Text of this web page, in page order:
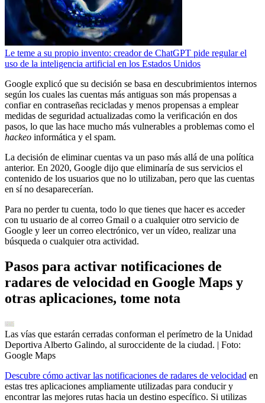
Le teme a su propio invento: creador de ChatGPT pide regular el
uso de la inteligencia artificial en los Estados Unidos
Google explicó que su decisión se basa en descubrimientos internos
según los cuales las cuentas más antiguas son más propensas a
confiar en contraseñas recicladas y menos propensas a emplear
medidas de seguridad actualizadas como la verificación en dos
pasos, lo que las hace mucho más vulnerables a problemas como el
hackeo informática y el spam.
La decisión de eliminar cuentas va un paso más allá de una política
anterior. En 2020, Google dijo que eliminaría de sus servicios el
contenido de los usuarios que no lo utilizaban, pero que las cuentas
en sí no desaparecerían.
Para no perder tu cuenta, todo lo que tienes que hacer es acceder
con tu usuario de al correo Gmail o a cualquier otro servicio de
Google y leer un correo electrónico, ver un vídeo, realizar una
búsqueda o cualquier otra actividad.
Pasos para activar notificaciones de
radares de velocidad en Google Maps y
otras aplicaciones, tome nota
Las vías que estarán cerradas conforman el perímetro de la Unidad
Deportiva Alberto Galindo, al suroccidente de la ciudad. | Foto:
Google Maps
Descubre cómo activar las notificaciones de radares de velocidad en
estas tres aplicaciones ampliamente utilizadas para conducir y
encontrar las mejores rutas hacia un destino específico. Si utilizas